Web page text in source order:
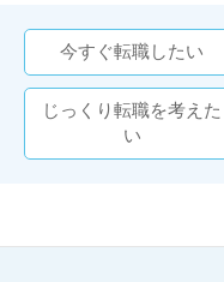
今すぐ転職したい
じっくり転職を考えた
い